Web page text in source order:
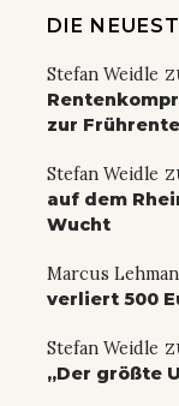
DIE
Stefan Weidle
zur Frührente
Stefan Weidle
auf dem
Wucht
Marcus
verliert 500
Stefan Weidle
„Der größte